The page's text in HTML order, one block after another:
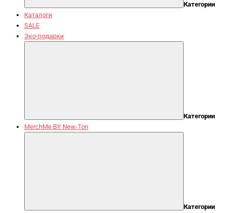
Категории
Каталоги
SALE
Эко-подарки
Категории
MerchMe BY New-Ton
Категории